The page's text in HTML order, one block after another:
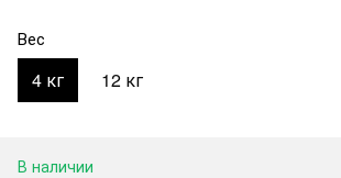
Вес
4 кг 12 кг
В наличии